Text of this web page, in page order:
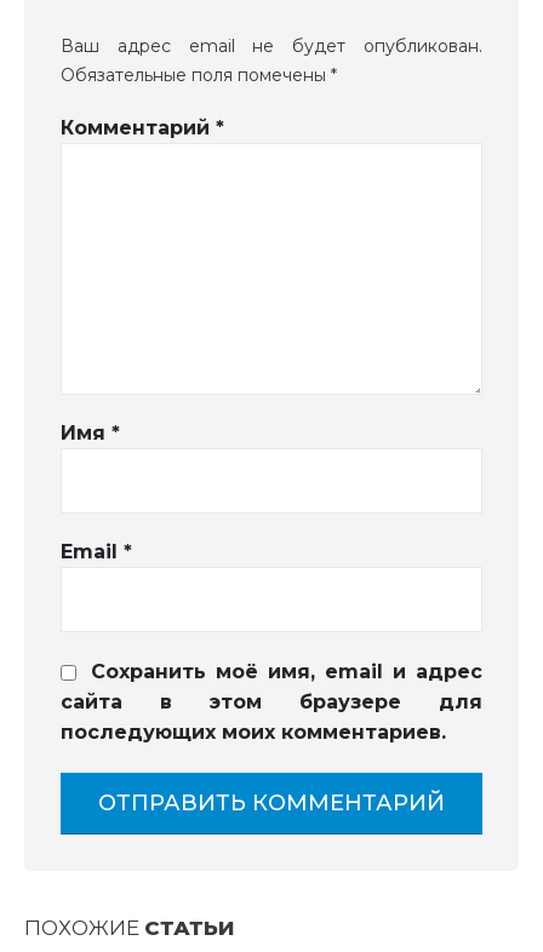
Ваш адрес email не будет опубликован.
Обязательные поля помечены *
Комментарий *
Имя *
Email *
Сохранить моё имя, email и адрес
сайта в этом браузере для
последующих моих комментариев.
ПОХОЖИЕ СТАТЬИ